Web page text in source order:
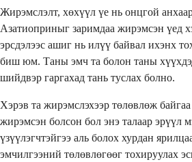
Жирэмслэлт, хөхүүл үе нь онцгой
Азатиоприныг заримдаа жирэмсэн үед
эрсдэлээс ашиг нь илүү байвал ихэнх
биш юм. Таны эмч та болон таны
шийдвэр гаргахад тань туслах болно.
Хэрэв та жирэмслэхээр төлөвлөж
жирэмсэн болсон бол энэ талаар эрүүл
үзүүлэгчтэйгээ аль болох хурдан
эмчилгээний төлөвлөгөөг тохируулах